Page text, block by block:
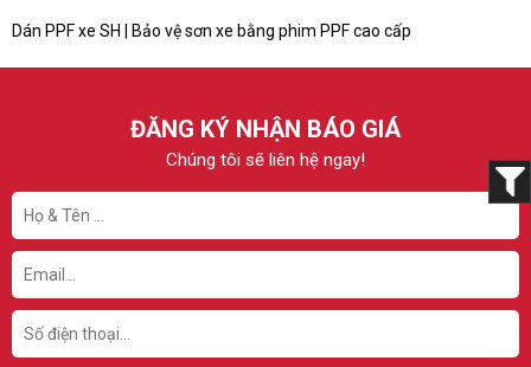
Dán PPF xe SH | Bảo vệ sơn xe bằng phim PPF cao cấp
ĐĂNG KÝ NHẬN BÁO GIÁ
Chúng tôi sẽ liên hệ ngay!